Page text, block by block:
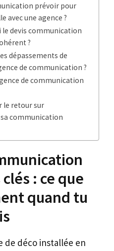
prévoir pour
avec une agence ?
devis communication
?
dépassements de
de communication ?
de communication
le retour sur
communication
: ce que
quand tu
de déco installée en